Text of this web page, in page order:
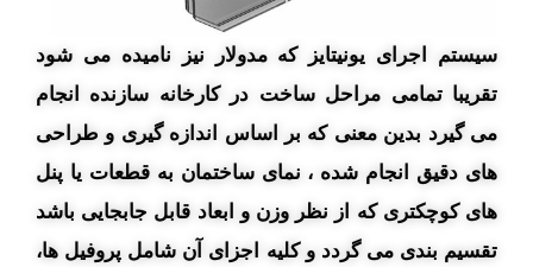
سیستم اجرای یونیتایز که مدولار نیز نامیده می شود
تقریبا تمامی مراحل ساخت در کارخانه سازنده انجام
می گیرد بدین معنی که بر اساس اندازه گیری و طراحی
های دقیق انجام شده ، نمای ساختمان به قطعات یا پنل
های کوچکتری که از نظر وزن و ابعاد قابل جابجایی باشد
تقسیم بندی می گردد و کلیه اجزای آن شامل پروفیل ها،